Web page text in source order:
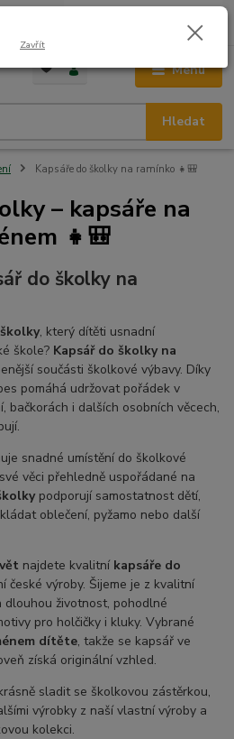
Menu
Hledat
0,00 Kč
Kapsáře do školky na ramínko 👧🎒
– kapsáře na
👧🎒
do školky na
, který dítěti usnadní
škole? Kapsář do školky na
součásti školkové výbavy. Díky
pomáhá udržovat pořádek v
bačkorách i dalších osobních věcech,
snadné umístění do školkové
věci přehledně uspořádané na
podporují samostatnost dětí,
oblečení, pyžamo nebo další
najdete kvalitní kapsáře do
české výroby. Šijeme je z kvalitní
životnost, pohodlné
pro holčičky i kluky. Vybrané
dítěte, takže se kapsář ve
získá originální vzhled.
sladit se školkovou zástěrkou,
výrobky z naší vlastní výroby a
kolekci.
Zavřít